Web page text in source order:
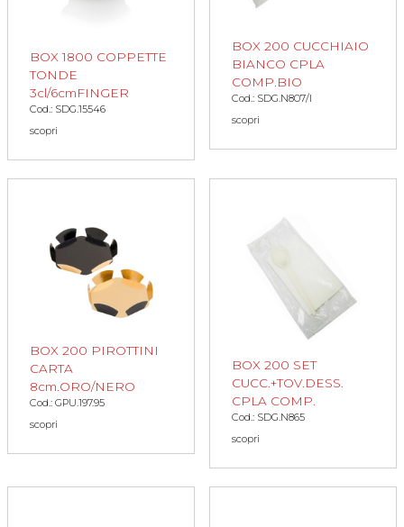
BOX 1800 COPPETTE
TONDE
3cl/6cmFINGER
Cod.: SDG.15546
scopri
BOX 200 CUCCHIAIO
BIANCO CPLA
COMP.BIO
Cod.: SDG.N807/I
scopri
BOX 200 PIROTTINI
CARTA
8cm.ORO/NERO
Cod.: GPU.197.95
scopri
BOX 200 SET
CUCC.+TOV.DESS.
CPLA COMP.
Cod.: SDG.N865
scopri